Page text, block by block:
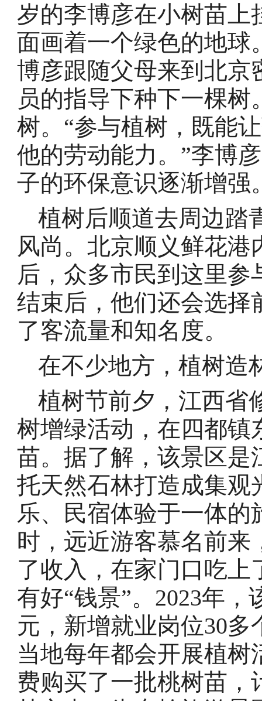
岁的李博彦在小树苗上
面画着一个绿色的地球
博彦跟随父母来到北京
员的指导下种下一棵
树。“参与植树，既能
他的劳动能力。”李博
子的环保意识逐渐增强
植树后顺道去周边踏
风尚。北京顺义鲜花
后，众多市民到这里
结束后，他们还会选择
了客流量和知名度。
在不少地方，植树造
植树节前夕，江西省
树增绿活动，在四都镇
苗。据了解，该景区是
托天然石林打造成集观
乐、民宿体验于一体
时，远近游客慕名前
了收入，在家门口吃上
有好“钱景”。2023年
元，新增就业岗位30
当地每年都会开展植
费购买了一批桃树苗